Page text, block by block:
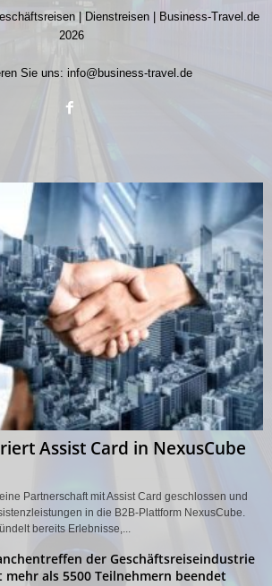
| Dienstreisen | Business-Travel.de
2026
Sie uns: info@business-travel.de
Assist Card in NexusCube
Partnerschaft mit Assist Card geschlossen und
in die B2B-Plattform NexusCube.
bereits Erlebnisse,...
der Geschäftsreiseindustrie
mehr als 5500 Teilnehmern beendet